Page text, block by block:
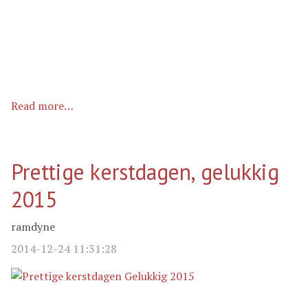
Read more…
Prettige kerstdagen, gelukkig
2015
ramdyne
2014-12-24 11:31:28